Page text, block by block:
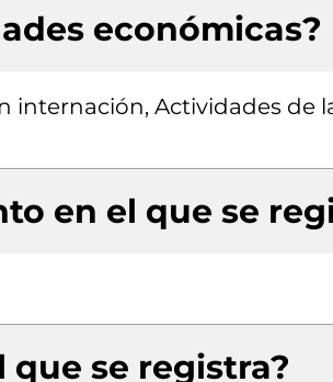
económicas?
internación, Actividades de
en el que se
que se registra?